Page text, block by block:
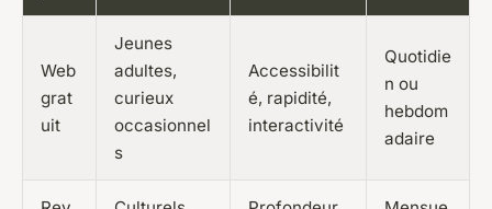
Web
grat
uit
Jeunes
adultes,
curieux
occasionnel
s
Accessibilit
é, rapidité,
interactivité
Quotidie
n ou
hebdom
adaire